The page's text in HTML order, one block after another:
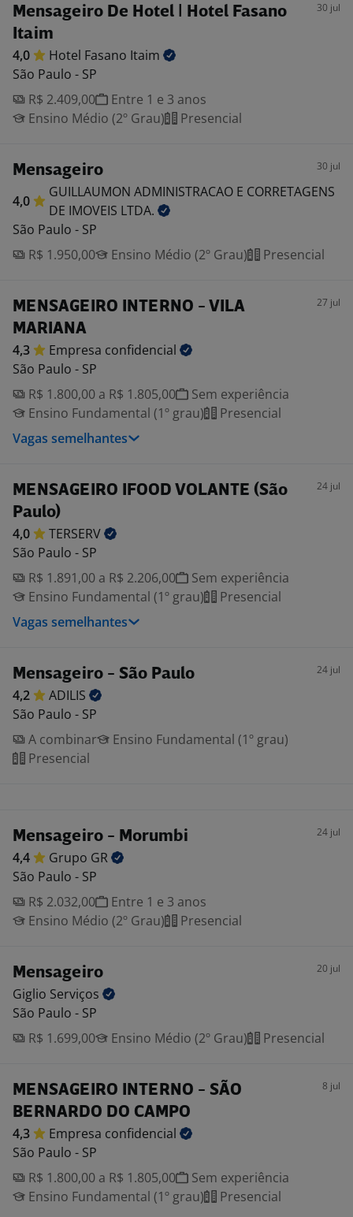
Mensageiro De Hotel | Hotel Fasano
Itaim
30 jul
4,0 Hotel Fasano Itaim
São Paulo - SP
R$ 2.409,00
Entre 1 e 3 anos
Ensino Médio (2º Grau)
Presencial
Mensageiro 30 jul
4,0
GUILLAUMON ADMINISTRACAO E CORRETAGENS
DE IMOVEIS LTDA.
São Paulo - SP
R$ 1.950,00
Ensino Médio (2º Grau) Presencial
MENSAGEIRO INTERNO - VILA
MARIANA
27 jul
4,3 Empresa confidencial
São Paulo - SP
R$ 1.800,00 a R$ 1.805,00
Sem experiência
Ensino Fundamental (1º grau)
Presencial
Vagas semelhantes
MENSAGEIRO IFOOD VOLANTE (São
Paulo)
24 jul
4,0
TERSERV
São Paulo - SP
R$ 1.891,00 a R$ 2.206,00
Sem experiência
Ensino Fundamental (1º grau)
Presencial
Vagas semelhantes
Mensageiro - São Paulo 24 jul
4,2
ADILIS
São Paulo - SP
A combinar
Ensino Fundamental (1º grau)
Presencial
Mensageiro - Morumbi 24 jul
4,4 Grupo GR
São Paulo - SP
R$ 2.032,00
Entre 1 e 3 anos
Ensino Médio (2º Grau)
Presencial
Mensageiro 20 jul
Giglio Serviços
São Paulo - SP
R$ 1.699,00
Ensino Médio (2º Grau) Presencial
MENSAGEIRO INTERNO - SÃO
BERNARDO DO CAMPO
8 jul
4,3 Empresa confidencial
São Paulo - SP
R$ 1.800,00 a R$ 1.805,00
Sem experiência
Ensino Fundamental (1º grau)
Presencial